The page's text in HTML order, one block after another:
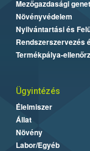
Mezőgazdasági
Növényvédelem
Nyilvántartási és
Rendszerszervezés
Termékpálya-
Ügyintézés
Élelmiszer
Állat
Növény
Labor/Egyéb